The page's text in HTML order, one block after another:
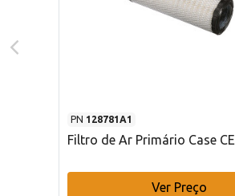
PN 128781A1
Filtro de Ar Primário Case CE
Ver Preço